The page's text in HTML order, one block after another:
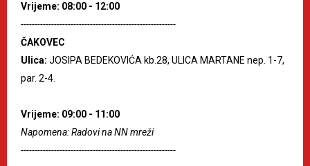
Vrijeme: 08:00 - 12:00
--------------------------------------------------------
ČAKOVEC
Ulica: JOSIPA BEDEKOVIĆA kb.28, ULICA MARTANE nep. 1-7,
par. 2-4.
Vrijeme: 09:00 - 11:00
Napomena: Radovi na NN mreži
--------------------------------------------------------